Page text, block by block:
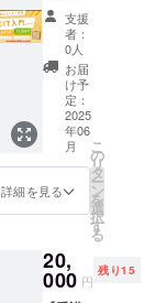
業で稼
ぎたい
育児や
家事で
時間が
ない フ
リーラ
ンスを
目指し
たい
【受講
Photos
hop、
Illustrat
け】限
定15名
様モニ
ター募
集 ②IT
入門
コース
（カウ
ンセリ
ング+オ
リジナ
ルグッ
ズ付
【こん
な方に
おすす
支援
者：
0人
お届
け予
定：
2025
年06
月
詳細を見る
こ
の
リ
タ
ー
ン
を
選
択
す
る
20,
000 円
残り15